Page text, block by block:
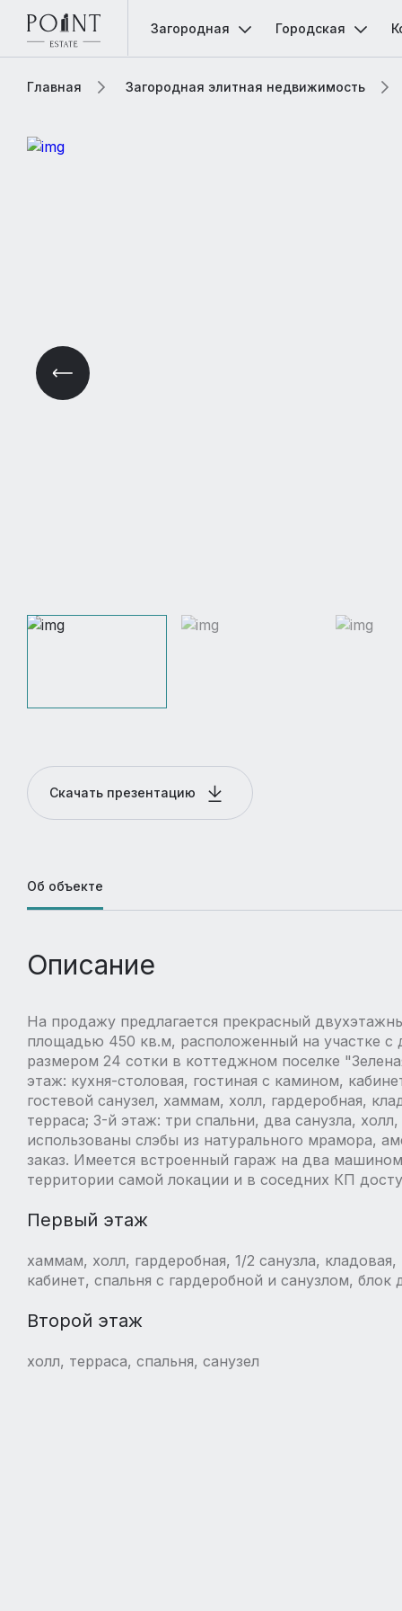
Загородная Городская
Главная Загородная элитная недвижимость
Скачать презентацию
Об объекте
Описание
На продажу предлагается прекрасный
площадью 450 кв.м, расположенный на участке
размером 24 сотки в коттеджном поселке
этаж: кухня-столовая, гостиная с камином,
гостевой санузел, хаммам, холл, гардеробная,
терраса; 3-й этаж: три спальни, два санузла,
использованы слэбы из натурального мрамора,
заказ. Имеется встроенный гараж на два
территории самой локации и в соседних КП
Первый этаж
хаммам, холл, гардеробная, 1/2 санузла,
кабинет, спальня с гардеробной и санузлом, блок
Второй этаж
холл, терраса, спальня, санузел